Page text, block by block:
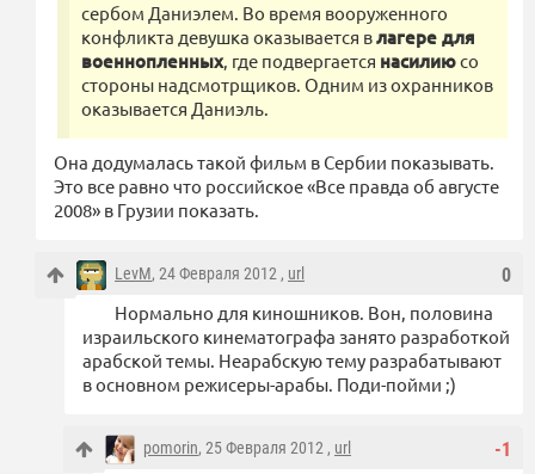
сербом Даниэлем. Во время вооруженного
конфликта девушка оказывается влагере для
военнопленных, где подвергается насилиюсо
стороны надсмотрщиков. Одним из охранников
оказывается Даниэль.
Она додумалась такой фильм в Сербии показывать.
Это все равно что российское «Все правда об августе
2008» в Грузии показать.
0
LevM, 24 Февраля 2012 , url
Нормально для киношников. Вон, половина
израильского кинематографа занято разработкой
арабской темы. Неарабскую тему разрабатывают
в основном режисеры-арабы. Поди-пойми ;)
-1
pomorin, 25 Февраля 2012 , url